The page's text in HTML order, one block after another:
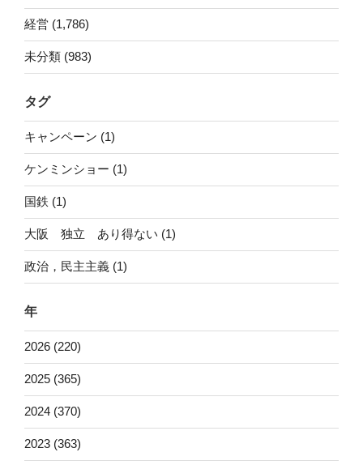
経営 (1,786)
未分類 (983)
タグ
キャンペーン (1)
ケンミンショー (1)
国鉄 (1)
大阪 独立 あり得ない (1)
政治，民主主義 (1)
年
2026 (220)
2025 (365)
2024 (370)
2023 (363)